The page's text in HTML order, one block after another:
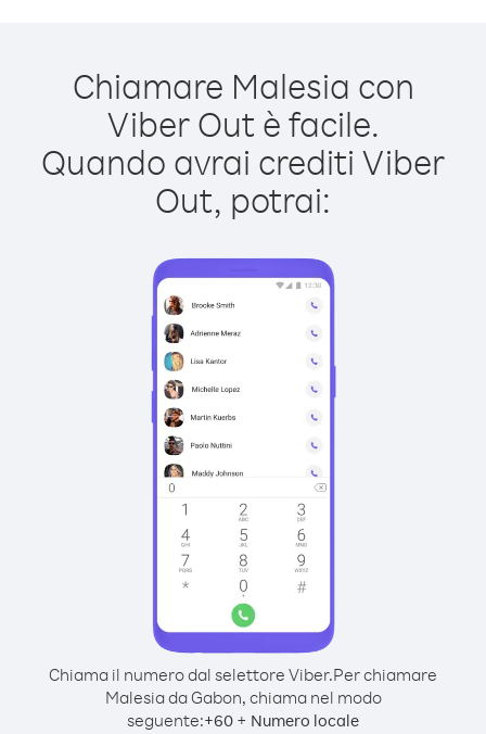
Chiamare Malesia con
Viber Out è facile.
Quando avrai crediti Viber
Out, potrai:
Chiama il numero dal selettore Viber.Per chiamare
Malesia da Gabon, chiama nel modo
seguente:+60 + Numero locale